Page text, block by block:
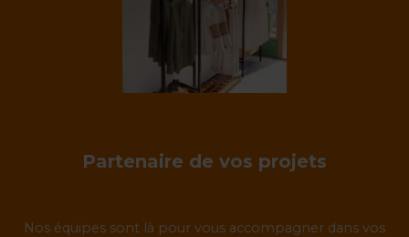
Partenaire de vos projets
Nos équipes sont là pour vous accompagner dans vos